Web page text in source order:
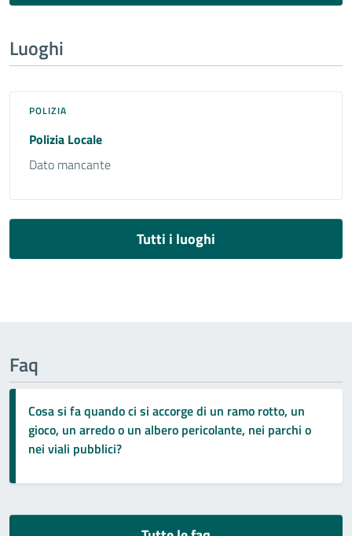
Luoghi
POLIZIA
Polizia Locale
Dato mancante
Tutti i luoghi
Faq
Cosa si fa quando ci si accorge di un ramo rotto, un
gioco, un arredo o un albero pericolante, nei parchi o
nei viali pubblici?